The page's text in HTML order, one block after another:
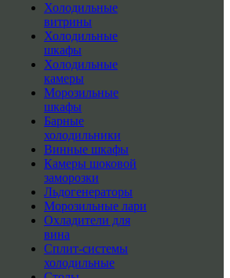
Холодильные
витрины
Холодильные
шкафы
Холодильные
камеры
Морозильные
шкафы
Барные
холодильники
Винные шкафы
Камеры шоковой
заморозки
Льдогенераторы
Морозильные лари
Охладители для
вина
Сплит-системы
холодильные